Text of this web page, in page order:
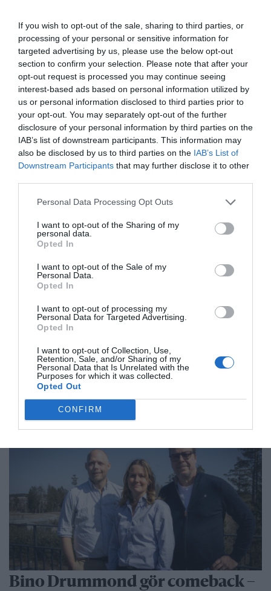
If you wish to opt-out of the sale, sharing to third parties, or
processing of your personal or sensitive information for
targeted advertising by us, please use the below opt-out
section to confirm your selection. Please note that after your
opt-out request is processed you may continue seeing
interest-based ads based on personal information utilized by
us or personal information disclosed to third parties prior to
your opt-out. You may separately opt-out of the further
disclosure of your personal information by third parties on the
IAB’s list of downstream participants. This information may
also be disclosed by us to third parties on the IAB’s List of
Downstream Participants that may further disclose it to other
Personal Data Processing Opt Outs
I want to opt-out of the Sharing of my
personal data.
Opted In
I want to opt-out of the Sale of my
Personal Data.
Opted In
I want to opt-out of processing my
Personal Data for Targeted Advertising.
Opted In
I want to opt-out of Collection, Use,
Retention, Sale, and/or Sharing of my
Personal Data that Is Unrelated with the
Purposes for which it was collected.
Opted Out
CONFIRM
000 medlemmar
Näringsliv
Så många är långtidsarbetslösa i
Norrtälje
Bino Drummond gör comeback –